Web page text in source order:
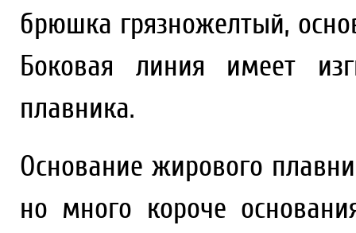
брюшка грязножелтый,
Боковая линия имеет
плавника.
Основание жирового
но много короче